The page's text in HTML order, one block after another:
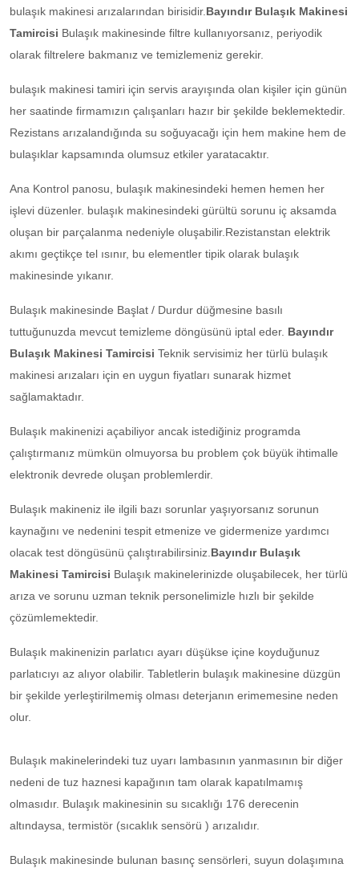
bulaşık makinesi arızalarından birisidir. Bayındır Bulaşık Makinesi
Tamircisi Bulaşık makinesinde filtre kullanıyorsanız, periyodik
olarak filtrelere bakmanız ve temizlemeniz gerekir.
bulaşık makinesi tamiri için servis arayışında olan kişiler için günün
her saatinde firmamızın çalışanları hazır bir şekilde beklemektedir.
Rezistans arızalandığında su soğuyacağı için hem makine hem de
bulaşıklar kapsamında olumsuz etkiler yaratacaktır.
Ana Kontrol panosu, bulaşık makinesindeki hemen hemen her
işlevi düzenler. bulaşık makinesindeki gürültü sorunu iç aksamda
oluşan bir parçalanma nedeniyle oluşabilir.Rezistanstan elektrik
akımı geçtikçe tel ısınır, bu elementler tipik olarak bulaşık
makinesinde yıkanır.
Bulaşık makinesinde Başlat / Durdur düğmesine basılı
tuttuğunuzda mevcut temizleme döngüsünü iptal eder. Bayındır
Bulaşık Makinesi Tamircisi Teknik servisimiz her türlü bulaşık
makinesi arızaları için en uygun fiyatları sunarak hizmet
sağlamaktadır.
Bulaşık makinenizi açabiliyor ancak istediğiniz programda
çalıştırmanız mümkün olmuyorsa bu problem çok büyük ihtimalle
elektronik devrede oluşan problemlerdir.
Bulaşık makineniz ile ilgili bazı sorunlar yaşıyorsanız sorunun
kaynağını ve nedenini tespit etmenize ve gidermenize yardımcı
olacak test döngüsünü çalıştırabilirsiniz. Bayındır Bulaşık
Makinesi Tamircisi Bulaşık makinelerinizde oluşabilecek, her türlü
arıza ve sorunu uzman teknik personelimizle hızlı bir şekilde
çözümlemektedir.
Bulaşık makinenizin parlatıcı ayarı düşükse içine koyduğunuz
parlatıcıyı az alıyor olabilir. Tabletlerin bulaşık makinesine düzgün
bir şekilde yerleştirilmemiş olması deterjanın erimemesine neden
olur.
Bulaşık makinelerindeki tuz uyarı lambasının yanmasının bir diğer
nedeni de tuz haznesi kapağının tam olarak kapatılmamış
olmasıdır. Bulaşık makinesinin su sıcaklığı 176 derecenin
altındaysa, termistör (sıcaklık sensörü ) arızalıdır.
Bulaşık makinesinde bulunan basınç sensörleri, suyun dolaşımına